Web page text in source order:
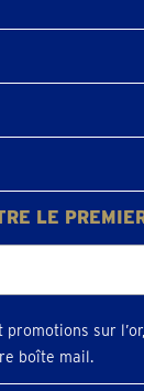
LE
sur
boîte mail.